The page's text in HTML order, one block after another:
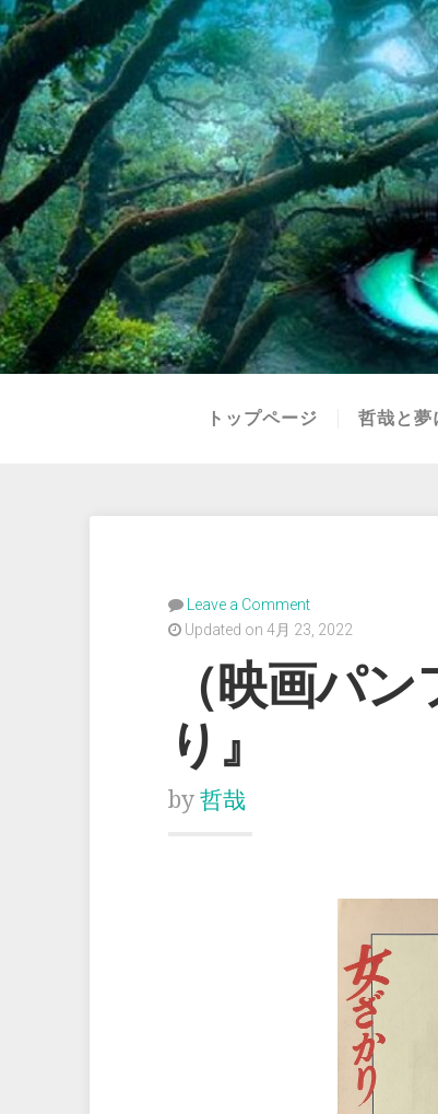
トップページ 哲哉と夢
Leave a Comment
Updated on 4月 23, 2022
（映画パ
り』
by 哲哉